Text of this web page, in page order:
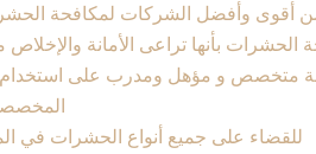
أقوى وأفضل الشركات لمكافحة
بأنها تراعى الأمانة والإخلاص
متخصص و مؤهل ومدرب على استخدام
للقضاء على جميع أنواع الحشرات في